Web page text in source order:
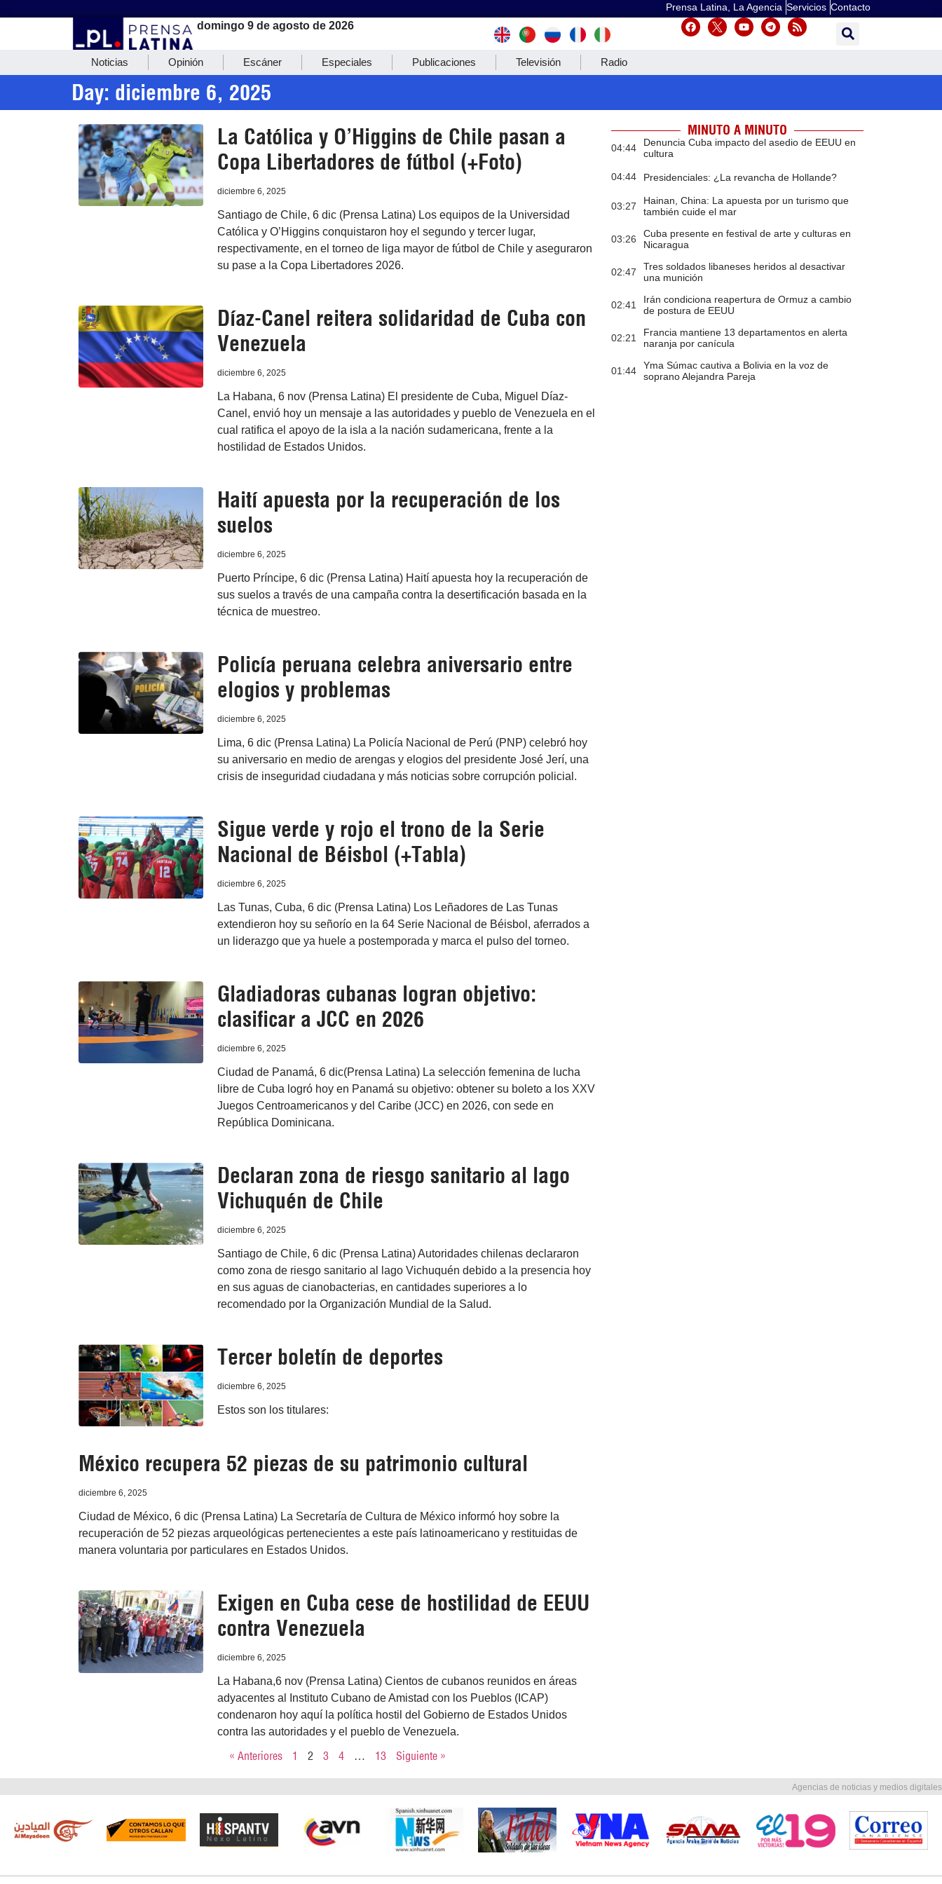
Prensa Latina, La Agencia Servicios Contacto
domingo 9 de agosto de 2026
Noticias Opinión Escáner Especiales Publicaciones Televisión Radio
Day: diciembre 6, 2025
La Católica y O’Higgins de Chile pasan a
Copa Libertadores de fútbol (+Foto)
diciembre 6, 2025
Santiago de Chile, 6 dic (Prensa Latina) Los equipos de la Universidad
Católica y O’Higgins conquistaron hoy el segundo y tercer lugar,
respectivamente, en el torneo de liga mayor de fútbol de Chile y aseguraron
su pase a la Copa Libertadores 2026.
Díaz-Canel reitera solidaridad de Cuba con
Venezuela
diciembre 6, 2025
La Habana, 6 nov (Prensa Latina) El presidente de Cuba, Miguel Díaz-
Canel, envió hoy un mensaje a las autoridades y pueblo de Venezuela en el
cual ratifica el apoyo de la isla a la nación sudamericana, frente a la
hostilidad de Estados Unidos.
Haití apuesta por la recuperación de los
suelos
diciembre 6, 2025
Puerto Príncipe, 6 dic (Prensa Latina) Haití apuesta hoy la recuperación de
sus suelos a través de una campaña contra la desertificación basada en la
técnica de muestreo.
Policía peruana celebra aniversario entre
elogios y problemas
diciembre 6, 2025
Lima, 6 dic (Prensa Latina) La Policía Nacional de Perú (PNP) celebró hoy
su aniversario en medio de arengas y elogios del presidente José Jerí, una
crisis de inseguridad ciudadana y más noticias sobre corrupción policial.
Sigue verde y rojo el trono de la Serie
Nacional de Béisbol (+Tabla)
diciembre 6, 2025
Las Tunas, Cuba, 6 dic (Prensa Latina) Los Leñadores de Las Tunas
extendieron hoy su señorío en la 64 Serie Nacional de Béisbol, aferrados a
un liderazgo que ya huele a postemporada y marca el pulso del torneo.
Gladiadoras cubanas logran objetivo:
clasificar a JCC en 2026
diciembre 6, 2025
Ciudad de Panamá, 6 dic(Prensa Latina) La selección femenina de lucha
libre de Cuba logró hoy en Panamá su objetivo: obtener su boleto a los XXV
Juegos Centroamericanos y del Caribe (JCC) en 2026, con sede en
República Dominicana.
Declaran zona de riesgo sanitario al lago
Vichuquén de Chile
diciembre 6, 2025
Santiago de Chile, 6 dic (Prensa Latina) Autoridades chilenas declararon
como zona de riesgo sanitario al lago Vichuquén debido a la presencia hoy
en sus aguas de cianobacterias, en cantidades superiores a lo
recomendado por la Organización Mundial de la Salud.
Tercer boletín de deportes
diciembre 6, 2025
Estos son los titulares:
México recupera 52 piezas de su patrimonio cultural
diciembre 6, 2025
Ciudad de México, 6 dic (Prensa Latina) La Secretaría de Cultura de México informó hoy sobre la
recuperación de 52 piezas arqueológicas pertenecientes a este país latinoamericano y restituidas de
manera voluntaria por particulares en Estados Unidos.
Exigen en Cuba cese de hostilidad de EEUU
contra Venezuela
diciembre 6, 2025
La Habana,6 nov (Prensa Latina) Cientos de cubanos reunidos en áreas
adyacentes al Instituto Cubano de Amistad con los Pueblos (ICAP)
condenaron hoy aquí la política hostil del Gobierno de Estados Unidos
contra las autoridades y el pueblo de Venezuela.
« Anteriores 1 2 3 4 … 13 Siguiente »
MINUTO A MINUTO
04:44
Denuncia Cuba impacto del asedio de EEUU en
cultura
04:44 Presidenciales: ¿La revancha de Hollande?
03:27
Hainan, China: La apuesta por un turismo que
también cuide el mar
03:26
Cuba presente en festival de arte y culturas en
Nicaragua
02:47
Tres soldados libaneses heridos al desactivar
una munición
02:41
Irán condiciona reapertura de Ormuz a cambio
de postura de EEUU
02:21
Francia mantiene 13 departamentos en alerta
naranja por canícula
01:44
Yma Súmac cautiva a Bolivia en la voz de
soprano Alejandra Pareja
Agencias de noticias y medios digitales